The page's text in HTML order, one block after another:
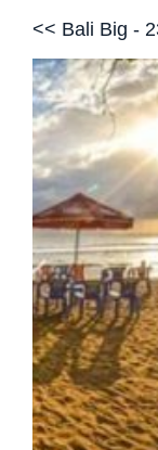
<< Bali Big -